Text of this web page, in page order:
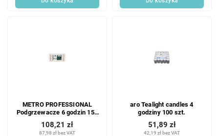
METRO PROFESSIONAL
Podgrzewacze 6 godzin 150
87,98 zł bez VAT
108,21 zł
aro Tealight candles 4
godziny 100 szt.
42,19 zł bez VAT
51,89 zł